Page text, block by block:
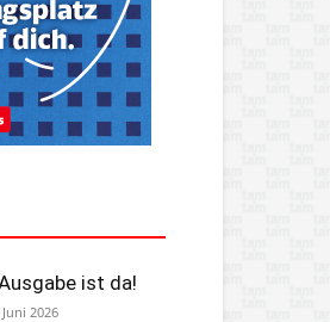
ist da!
2026